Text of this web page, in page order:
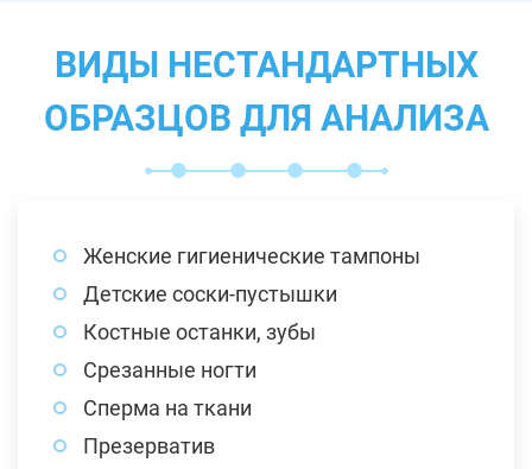
ВИДЫ НЕСТАНДАРТНЫХ
ОБРАЗЦОВ ДЛЯ АНАЛИЗА
Женские гигиенические тампоны
Детские соски-пустышки
Костные останки, зубы
Срезанные ногти
Сперма на ткани
Презерватив